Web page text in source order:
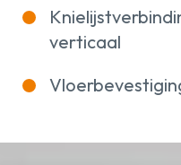
verticaal